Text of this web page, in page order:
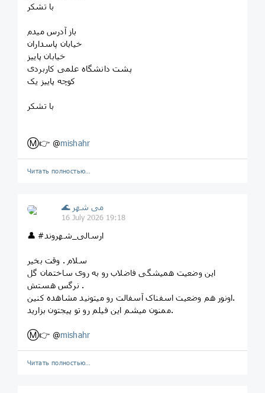
با تشکر
باز آدرس میدم
خیابان پاسداران
خیابان پاییز
پشت دانشگاه علمی کاربردی
کوچه پاییز یک
با تشکر
Ⓜ️👉 @mishahr
Читать полностью…
🌊 می شهر
16 July 2026 19:18
👤 #ارسالی_شهروند
سلام . وقت بخیر
این وضعیت همیشگی فاضلاب رو به روی ساختمان گل
نرگس هستش .
اونور هم وضعیت اسفناک آسفالت رو میتونید مشاهده کنین.
ممنون میشم این فیلم رو تو پیجتون بزارید.
Ⓜ️👉 @mishahr
Читать полностью…